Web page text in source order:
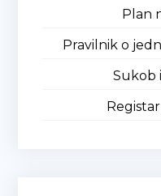
Plan
Pravilnik o
Sukob